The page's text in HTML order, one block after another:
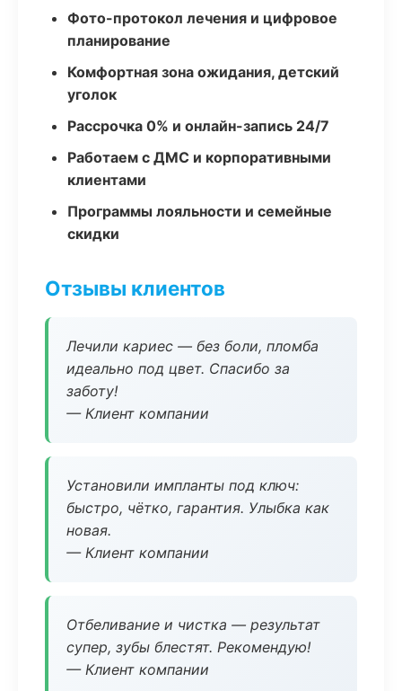
Фото-протокол лечения и цифровое
планирование
Комфортная зона ожидания, детский
уголок
Рассрочка 0% и онлайн-запись 24/7
Работаем с ДМС и корпоративными
клиентами
Программы лояльности и семейные
скидки
Отзывы клиентов
Лечили кариес — без боли, пломба
идеально под цвет. Спасибо за
заботу!
— Клиент компании
Установили импланты под ключ:
быстро, чётко, гарантия. Улыбка как
новая.
— Клиент компании
Отбеливание и чистка — результат
супер, зубы блестят. Рекомендую!
— Клиент компании